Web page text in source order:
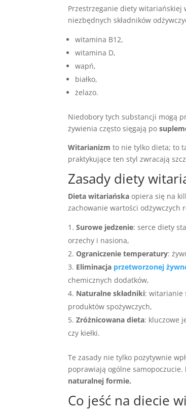
Przestrzeganie diety witariańskiej
niezbędnych składników
witamina B12,
witamina D,
wapń,
białko,
żelazo.
Niedobory tych substancji mogą
żywienia często sięgają po
Witarianizm to nie tylko dieta; to
praktykujące ten styl zwracają
Zasady diety
Dieta witariańska opiera się na
zachowanie wartości
Surowe jedzenie: serce diety
orzechy i nasiona,
Ograniczenie temperatury:
Eliminacja przetworzonej
chemicznych dodatków,
Naturalne składniki: witarianie
produktów spożywczych,
Zróżnicowana dieta: kluczowe
czy kiełki.
Te zasady nie tylko pozytywnie
poprawiają ogólne samopoczucie.
naturalnej formie.
Co jeść na diecie